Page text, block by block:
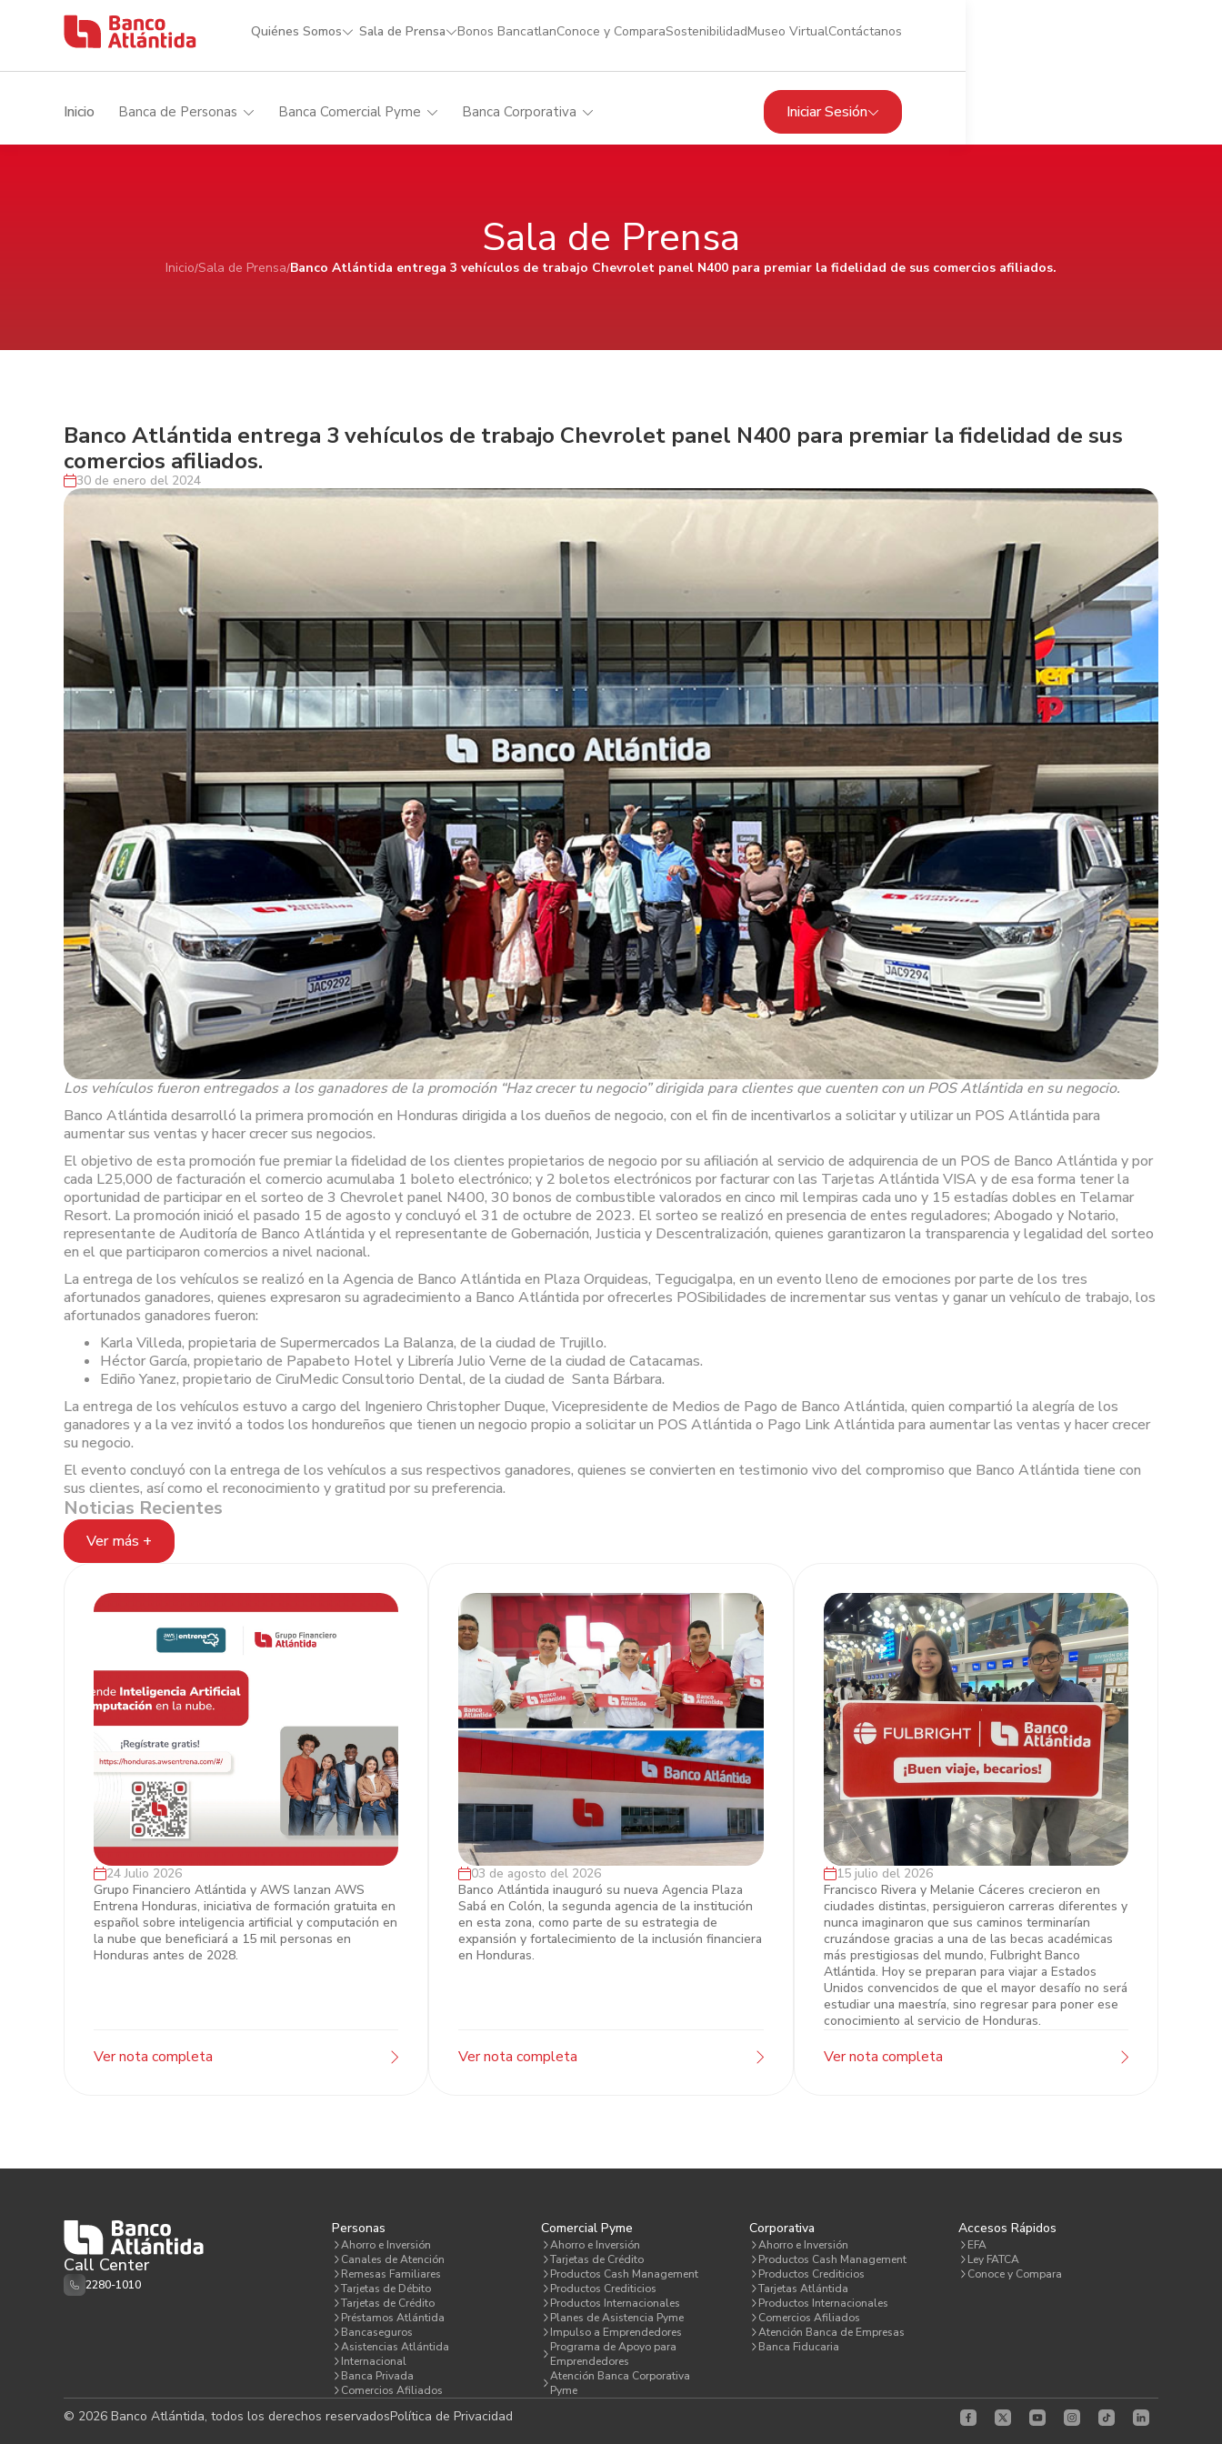
Quiénes Somos Sala de Prensa Bonos BancatlanConoce y ComparaSostenibilidadMuseo VirtualContáctanos
Inicio Banca de Personas Banca Comercial Pyme Banca Corporativa Iniciar Sesión
Sala de Prensa
Inicio Sala de Prensa Banco Atlántida entrega 3 vehículos de trabajo Chevrolet panel N400 para premiar la fidelidad de sus comercios afiliados.
Banco Atlántida entrega 3 vehículos de trabajo Chevrolet panel N400 para premiar la fidelidad de sus
comercios afiliados.
30 de enero del 2024
Los vehículos fueron entregados a los ganadores de la promoción “Haz crecer tu negocio” dirigida para clientes que cuenten con un POS Atlántida en su negocio.
Banco Atlántida desarrolló la primera promoción en Honduras dirigida a los dueños de negocio, con el fin de incentivarlos a solicitar y utilizar un POS Atlántida para
aumentar sus ventas y hacer crecer sus negocios.
El objetivo de esta promoción fue premiar la fidelidad de los clientes propietarios de negocio por su afiliación al servicio de adquirencia de un POS de Banco Atlántida y por
cada L25,000 de facturación el comercio acumulaba 1 boleto electrónico; y 2 boletos electrónicos por facturar con las Tarjetas Atlántida VISA y de esa forma tener la
oportunidad de participar en el sorteo de 3 Chevrolet panel N400, 30 bonos de combustible valorados en cinco mil lempiras cada uno y 15 estadías dobles en Telamar
Resort. La promoción inició el pasado 15 de agosto y concluyó el 31 de octubre de 2023. El sorteo se realizó en presencia de entes reguladores; Abogado y Notario,
representante de Auditoría de Banco Atlántida y el representante de Gobernación, Justicia y Descentralización, quienes garantizaron la transparencia y legalidad del sorteo
en el que participaron comercios a nivel nacional.
La entrega de los vehículos se realizó en la Agencia de Banco Atlántida en Plaza Orquideas, Tegucigalpa, en un evento lleno de emociones por parte de los tres
afortunados ganadores, quienes expresaron su agradecimiento a Banco Atlántida por ofrecerles POSibilidades de incrementar sus ventas y ganar un vehículo de trabajo, los
afortunados ganadores fueron:
Karla Villeda, propietaria de Supermercados La Balanza, de la ciudad de Trujillo.
Héctor García, propietario de Papabeto Hotel y Librería Julio Verne de la ciudad de Catacamas.
Ediño Yanez, propietario de CiruMedic Consultorio Dental, de la ciudad de Santa Bárbara.
La entrega de los vehículos estuvo a cargo del Ingeniero Christopher Duque, Vicepresidente de Medios de Pago de Banco Atlántida, quien compartió la alegría de los
ganadores y a la vez invitó a todos los hondureños que tienen un negocio propio a solicitar un POS Atlántida o Pago Link Atlántida para aumentar las ventas y hacer crecer
su negocio.
El evento concluyó con la entrega de los vehículos a sus respectivos ganadores, quienes se convierten en testimonio vivo del compromiso que Banco Atlántida tiene con
sus clientes, así como el reconocimiento y gratitud por su preferencia.
Noticias Recientes
Ver más +
Grupo Financiero Atlántida y AWS
impulsan el talento digital en
Honduras
24 Julio 2026
Grupo Financiero Atlántida y AWS lanzan AWS
Entrena Honduras, iniciativa de formación gratuita en
español sobre inteligencia artificial y computación en
la nube que beneficiará a 15 mil personas en
Honduras antes de 2028.
Ver nota completa
Banco Atlántida fortalece su presencia
en Colón con la inauguración de
Agencia Plaza Sabá
03 de agosto del 2026
Banco Atlántida inauguró su nueva Agencia Plaza
Sabá en Colón, la segunda agencia de la institución
en esta zona, como parte de su estrategia de
expansión y fortalecimiento de la inclusión financiera
en Honduras.
Ver nota completa
Francisco y Melanie, dos hondureños
que desafiaron el mito de que las
grandes becas ya tienen dueño
15 julio del 2026
Francisco Rivera y Melanie Cáceres crecieron en
ciudades distintas, persiguieron carreras diferentes y
nunca imaginaron que sus caminos terminarían
cruzándose gracias a una de las becas académicas
más prestigiosas del mundo, Fulbright Banco
Atlántida. Hoy se preparan para viajar a Estados
Unidos convencidos de que el mayor desafío no será
estudiar una maestría, sino regresar para poner ese
conocimiento al servicio de Honduras.
Ver nota completa
Call Center
2280-1010
Personas
Ahorro e Inversión
Canales de Atención
Remesas Familiares
Tarjetas de Débito
Tarjetas de Crédito
Préstamos Atlántida
Bancaseguros
Asistencias Atlántida
Internacional
Banca Privada
Comercios Afiliados
Comercial Pyme
Ahorro e Inversión
Tarjetas de Crédito
Productos Cash Management
Productos Crediticios
Productos Internacionales
Planes de Asistencia Pyme
Impulso a Emprendedores
Programa de Apoyo para
Emprendedores
Atención Banca Corporativa
Pyme
Corporativa
Ahorro e Inversión
Productos Cash Management
Productos Crediticios
Tarjetas Atlántida
Productos Internacionales
Comercios Afiliados
Atención Banca de Empresas
Banca Fiducaria
Accesos Rápidos
EFA
Ley FATCA
Conoce y Compara
© 2026 Banco Atlántida, todos los derechos reservadosPolítica de Privacidad